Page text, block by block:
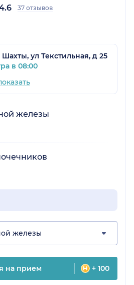
37 отзывов
Шахты, ул Текстильная, д 25
в 08:00
железы
железы
на прием + 100